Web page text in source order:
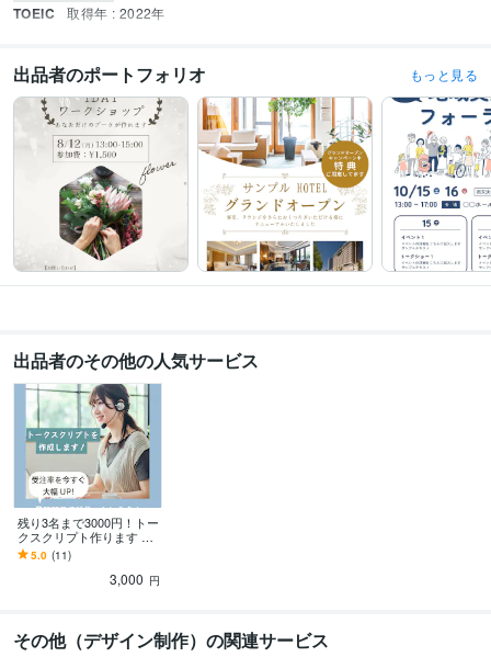
TOEIC 取得年 : 2022年
出品者のポートフォリオ もっと見る
出品者のその他の人気サービス
残り3名まで3000円！トー
クスクリプト作ります テ
レアポ歴2年8カ月！トー
クスクリプトを綿密に作
5.0 (11)
3,000 円
その他（デザイン制作）の関連サービス